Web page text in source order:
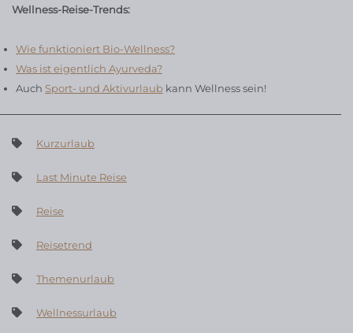
Wellness-Reise-Trends:
Wie funktioniert Bio-Wellness?
Was ist eigentlich Ayurveda?
Auch Sport- und Aktivurlaub kann Wellness sein!
Kurzurlaub
Last Minute Reise
Reise
Reisetrend
Themenurlaub
Wellnessurlaub